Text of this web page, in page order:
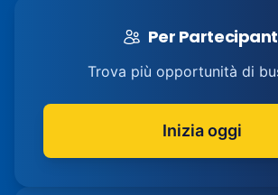
Per
Trova più opportunità di
Inizia oggi